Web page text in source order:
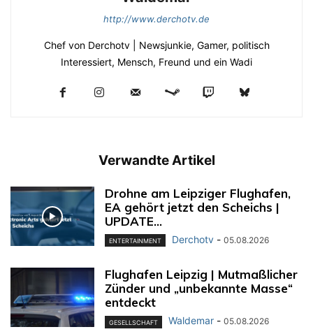
http://www.derchotv.de
Chef von Derchotv | Newsjunkie, Gamer, politisch
Interessiert, Mensch, Freund und ein Wadi
Verwandte Artikel
Drohne am Leipziger Flughafen,
EA gehört jetzt den Scheichs |
UPDATE...
ENTERTAINMENT Derchotv - 05.08.2026
Flughafen Leipzig | Mutmaßlicher
Zünder und „unbekannte Masse“
entdeckt
GESELLSCHAFT Waldemar - 05.08.2026